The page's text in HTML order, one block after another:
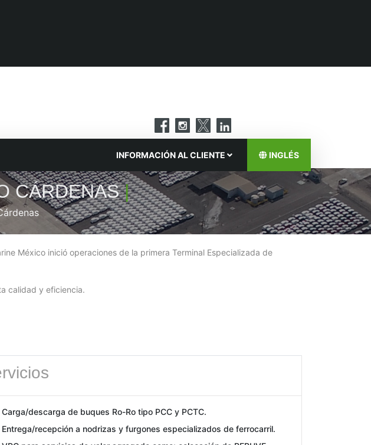
INFORMACIÓN AL CLIENTE INGLÉS
CÁRDENAS|
México inició operaciones de la primera Terminal Especializada de
calidad y eficiencia.
Carga/descarga de buques Ro-Ro tipo PCC y PCTC.
Entrega/recepción a nodrizas y furgones especializados de ferrocarril.